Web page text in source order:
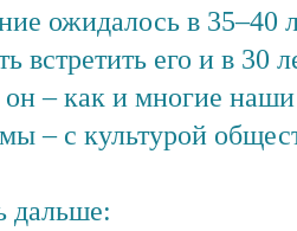
ожидалось в 35–40
встретить его и в 30
он – как и многие
– с культурой
дальше: